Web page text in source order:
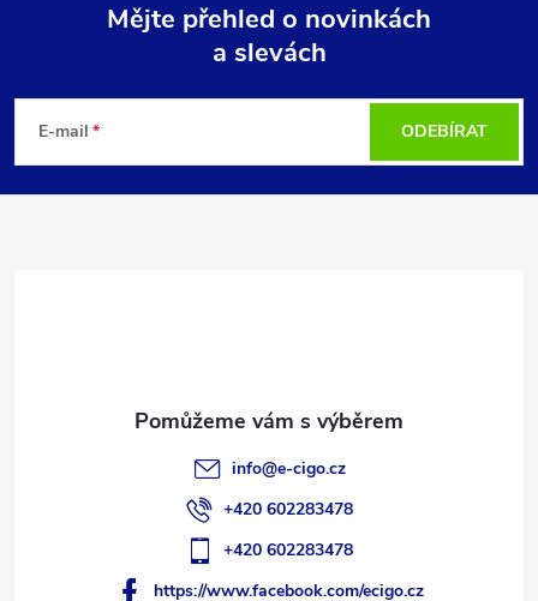
p
Mějte přehled o novinkách
a slevách
E-mail ODEBÍRAT
info@e-cigo.cz
+420 602283478
+420 602283478
https://www.facebook.com/ecigo.cz